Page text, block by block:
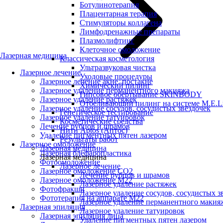
Лазерная медицина
Лазерное лечение
Лазерное лечение акне, постакне
Лазерное удаление перманентного макияжа
Лазерное удаление растяжек
Лазерное удаление сосудов, сосудистых звёздочек
Лазерное удаление татуировок
Лечение рубцов и шрамов
Удаление пигментных пятен лазером
Лазерное омоложение
Лазерная блефаропластика
Фотоомоложение
Лазерное омоложение CO2
Лазерное омоложение M22
Фотофракшн
Фототерапия на аппарате М22
Лазерная эпиляция
Лазерная эпиляция лица
Ботулинотерапия
Плацентарная терапия
Стимуляторы коллагена
Лимфодренажные препараты
Плазмолифтинг
Клеточное омоложение
Классическая косметология
Ультразвуковая чистка
Уходовые процедуры
Химический пилинг
Гипсовое обертывание SKINBODY
Отбеливающий пилинг на системе
Генетическое тестирование
Косметические средства
Нити Aptos (Аптос)
Результаты работ
Лазерная медицина
Лазерная медицина
Лазерное лечение
Лечение рубцов и шрамов
Лазерное удаление растяжек
Лазерное удаление сосудов, сосудистых
Лазерное удаление перманентного
Лазерное удаление татуировок
Удаление пигментных пятен лазером